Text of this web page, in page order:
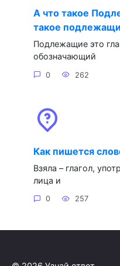
А что такое
такое
Подлежащие это
обозначающий
0 262
Как пишется
Взяла – глагол,
лица и
0 257